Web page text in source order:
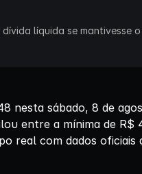
líquida se mantivesse
nesta sábado, 8 de
entre a mínima de R$
real com dados oficiais